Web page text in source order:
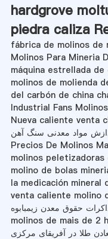
hardgrove
piedra caliza
fábrica de molinos de
Molinos Para Mineria
máquina estrellada
molinos de molienda
del carbón de china
Industrial Fans
Nueva caliente venta
مواد معدنی سنگ آهن
Precios De Molinos
molinos peletizadoras
molino de bolas
la medicación
venta caliente molino
حقوق معدن زیمبابوه
molinos de mais de 2
طلا در آفریقای مرکزی